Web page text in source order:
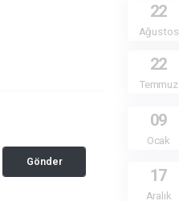
Gönder
22
Ağustos
22
Temmuz
09
Ocak
17
Aralık